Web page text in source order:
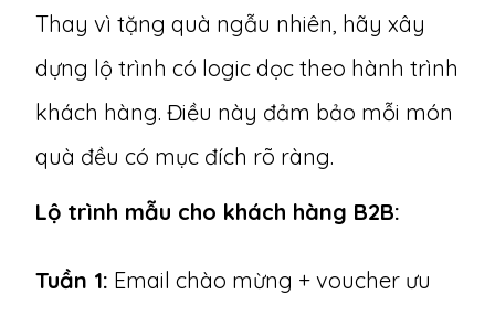
Thay vì tặng quà ngẫu nhiên, hãy xây
dựng lộ trình có logic dọc theo hành trình
khách hàng. Điều này đảm bảo mỗi món
quà đều có mục đích rõ ràng.
Lộ trình mẫu cho khách hàng B2B:
Tuần 1: Email chào mừng + voucher ưu